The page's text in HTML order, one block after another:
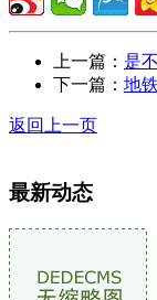
上一篇： 是
下一篇： 地
返回上一页
最新动态